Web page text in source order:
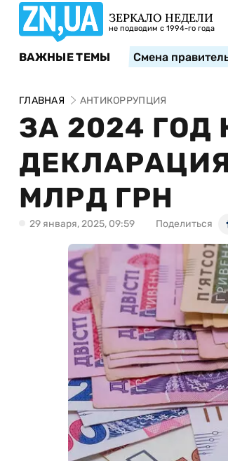
ЗЕРКАЛО НЕДЕЛИ
не подводим с 1994-го года
ВАЖНЫЕ ТЕМЫ Смена
ГЛАВНАЯ АНТИКОРРУПЦИЯ
ЗА 2024
МЛРД ГРН
29 января, 2025, 09:59 Поделиться